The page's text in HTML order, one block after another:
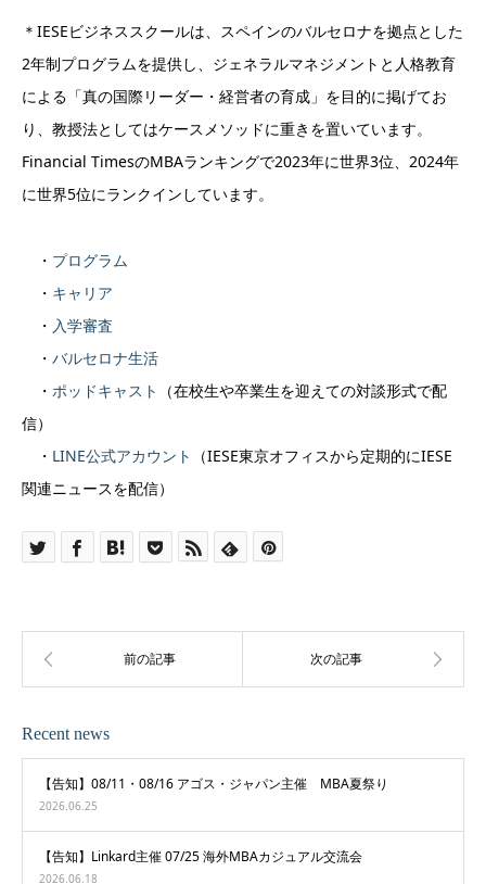
＊IESEビジネススクールは、スペインのバルセロナを拠点とした
2年制プログラムを提供し、ジェネラルマネジメントと人格教育
による「真の国際リーダー・経営者の育成」を目的に掲げてお
り、教授法としてはケースメソッドに重きを置いています。
Financial TimesのMBAランキングで2023年に世界3位、2024年
に世界5位にランクインしています。
・ プログラム
・ キャリア
・ 入学審査
・ バルセロナ生活
・ ポッドキャスト
（在校生や卒業生を迎えての対談形式で配
信）
・ LINE公式アカウント
（IESE東京オフィスから定期的にIESE
関連ニュースを配信）
Recent news
【告知】08/11・08/16 アゴス・ジャパン主催 MBA夏祭り
2026.06.25
【告知】Linkard主催 07/25 海外MBAカジュアル交流会
2026.06.18